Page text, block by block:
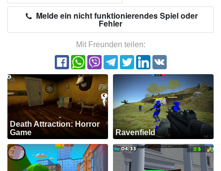
Melde ein nicht funktionierendes Spiel oder
Fehler
Mit Freunden teilen:
Death Attraction: Horror
Game
Ravenfield